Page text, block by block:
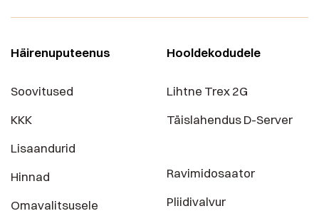
Häirenuputeenus
Soovitused
KKK
Lisaandurid
Hinnad
Omavalitsusele
Hooldekodudele
Lihtne Trex 2G
Täislahendus D-Server
Ravimidosaator
Pliidivalvur